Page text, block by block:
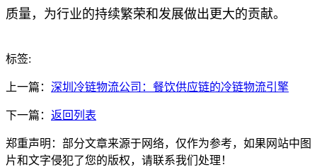
质量，为行业的持续繁荣和发展做出更大的贡献。
标签:
上一篇： 深圳冷链物流公司：餐饮供应链的冷链物流引擎
下一篇： 返回列表
郑重声明：部分文章来源于网络，仅作为参考，如果网站中图
片和文字侵犯了您的版权，请联系我们处理！